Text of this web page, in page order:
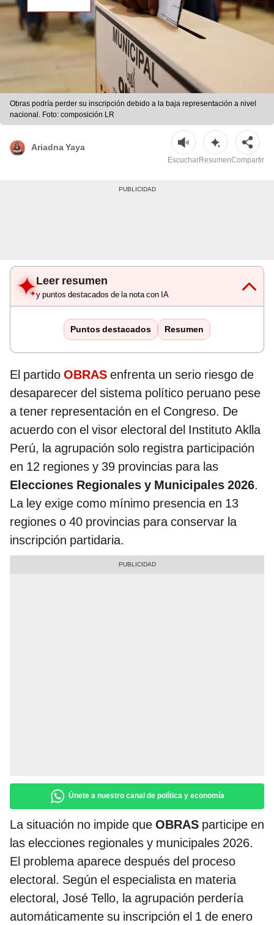
Obras podría perder su inscripción debido a la baja representación a nivel
nacional. Foto: composición LR
Ariadna Yaya
EscucharResumenCompartir
Leer resumen
y puntos destacados de la nota con IA
Puntos destacados Resumen
El partido OBRAS enfrenta un serio riesgo de
desaparecer del sistema político peruano pese
a tener representación en el Congreso. De
acuerdo con el visor electoral del Instituto Aklla
Perú, la agrupación solo registra participación
en 12 regiones y 39 provincias para las
Elecciones Regionales y Municipales 2026.
La ley exige como mínimo presencia en 13
regiones o 40 provincias para conservar la
inscripción partidaria.
Únete a nuestro canal de política y economía
La situación no impide que OBRAS participe en
las elecciones regionales y municipales 2026.
El problema aparece después del proceso
electoral. Según el especialista en materia
electoral, José Tello, la agrupación perdería
automáticamente su inscripción el 1 de enero